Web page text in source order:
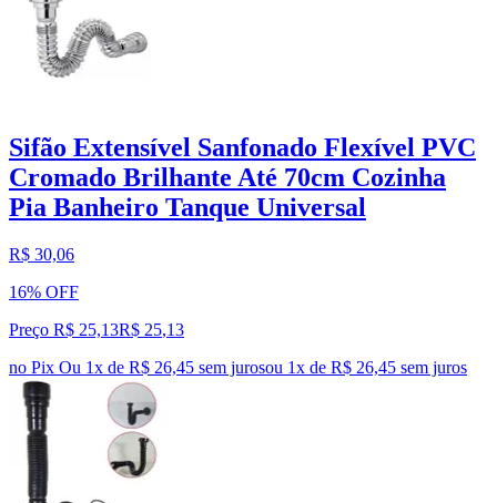
Sifão Extensível Sanfonado Flexível PVC
Cromado Brilhante Até 70cm Cozinha
Pia Banheiro Tanque Universal
R$ 30,06
16% OFF
Preço R$ 25,13R$ 25,13
no Pix Ou 1x de R$ 26,45 sem jurosou 1x de R$ 26,45 sem juros